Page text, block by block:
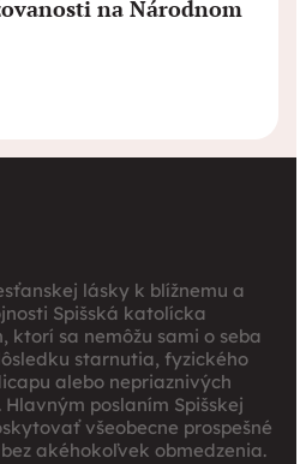
na Národnom
lásky k blížnemu a
Spišská katolícka
ktorí sa nemôžu sami o seba
starnutia, fyzického
alebo nepriaznivých
poslaním Spišskej
všeobecne prospešné
akéhokoľvek obmedzenia.